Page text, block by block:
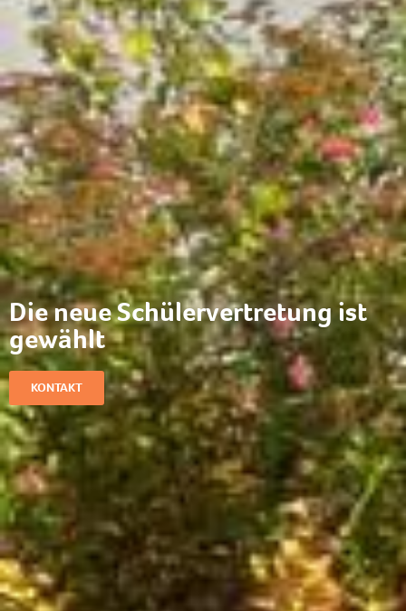
Die neue Schülervertretung ist
gewählt
KONTAKT